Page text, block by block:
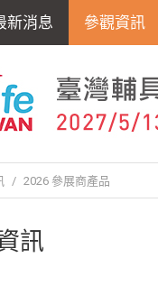
新消息 參觀資訊
/ 2026 參展商產品
訊